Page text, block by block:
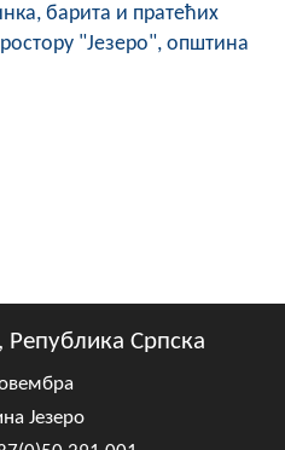
барита и пратећих
"Језеро", општина
Српска
Језеро